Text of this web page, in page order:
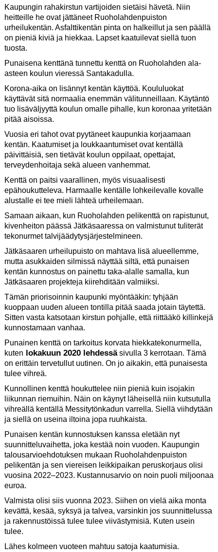
Kaupungin rahakirstun vartijoiden sietäisi hävetä. Niin
heitteille he ovat jättäneet Ruoholahdenpuiston
urheilukentän. Asfalttikentän pinta on halkeillut ja sen päällä
on pieniä kiviä ja hiekkaa. Lapset kaatuilevat siellä tuon
tuosta.
Punaisena kenttänä tunnettu kenttä on Ruoholahden ala-
asteen koulun vieressä Santakadulla.
Korona-aika on lisännyt kentän käyttöä. Koululuokat
käyttävät sitä normaalia enemmän välitunneillaan. Käytäntö
tuo lisäväljyyttä koulun omalle pihalle, kun koronaa yritetään
pitää aisoissa.
Vuosia eri tahot ovat pyytäneet kaupunkia korjaamaan
kentän. Kaatumiset ja loukkaantumiset ovat kentällä
päivittäisiä, sen tietävät koulun oppilaat, opettajat,
terveydenhoitaja sekä alueen vanhemmat.
Kenttä on paitsi vaarallinen, myös visuaalisesti
epähoukutteleva. Harmaalle kentälle lohkeilevalle kovalle
alustalle ei tee mieli lähteä urheilemaan.
Samaan aikaan, kun Ruoholahden pelikenttä on rapistunut,
kivenheiton päässä Jätkäsaaressa on valmistunut tuliterät
tekonurmet talvijäädytysjärjestelmineen.
Jätkäsaaren urheilupuisto on mahtava lisä alueellemme,
mutta asukkaiden silmissä näyttää siltä, että punaisen
kentän kunnostus on painettu taka-alalle samalla, kun
Jätkäsaaren projekteja kiirehditään valmiiksi.
Tämän priorisoinnin kaupunki myöntääkin: tyhjään
kuoppaan uuden alueen tontilla pitää saada jotain täytettä.
Sitten vasta katsotaan kirstun pohjalle, että riittääkö killinkejä
kunnostamaan vanhaa.
Punainen kenttä on tarkoitus korvata hiekkatekonurmella,
kuten lokakuun 2020 lehdessäsivulla 3 kerrotaan. Tämä
on erittäin tervetullut uutinen. On jo aikakin, että punaisesta
tulee vihreä.
Kunnollinen kenttä houkuttelee niin pieniä kuin isojakin
liikunnan riemuihin. Näin on käynyt läheisellä niin kutsutulla
vihreällä kentällä Messitytönkadun varrella. Siellä viihdytään
ja siellä on useina iltoina jopa ruuhkaista.
Punaisen kentän kunnostuksen kanssa eletään nyt
suunnitteluvaihetta, joka kestää noin vuoden. Kaupungin
talousarvioehdotuksen mukaan Ruoholahdenpuiston
pelikentän ja sen viereisen leikkipaikan peruskorjaus olisi
vuosina 2022–2023. Kustannusarvio on noin puoli miljoonaa
euroa.
Valmista olisi siis vuonna 2023. Siihen on vielä aika monta
kevättä, kesää, syksyä ja talvea, varsinkin jos suunnittelussa
ja rakennustöissä tulee tulee viivästymisiä. Kuten usein
tulee.
Lähes kolmeen vuoteen mahtuu satoja kaatumisia.